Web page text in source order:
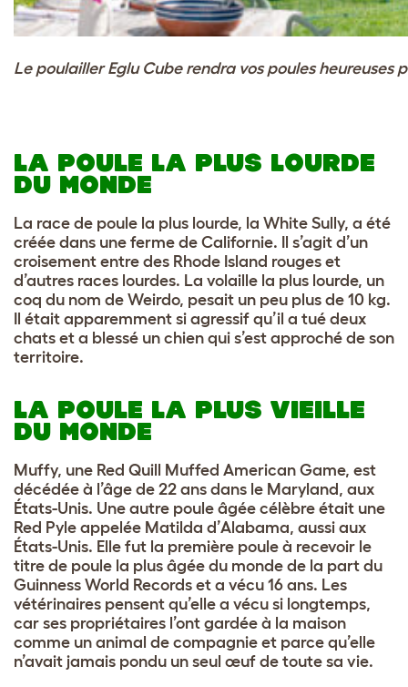
Le poulailler Eglu Cube rendra vos poules heureuses
LA POULE LA PLUS LOURDE
DU MONDE
La race de poule la plus lourde, la White Sully, a été
créée dans une ferme de Californie. Il s’agit d’un
croisement entre des Rhode Island rouges et
d’autres races lourdes. La volaille la plus lourde, un
coq du nom de Weirdo, pesait un peu plus de 10 kg.
Il était apparemment si agressif qu’il a tué deux
chats et a blessé un chien qui s’est approché de son
territoire.
LA POULE LA PLUS VIEILLE
DU MONDE
Muffy, une Red Quill Muffed American Game, est
décédée à l’âge de 22 ans dans le Maryland, aux
États-Unis. Une autre poule âgée célèbre était une
Red Pyle appelée Matilda d’Alabama, aussi aux
États-Unis. Elle fut la première poule à recevoir le
titre de poule la plus âgée du monde de la part du
Guinness World Records et a vécu 16 ans. Les
vétérinaires pensent qu’elle a vécu si longtemps,
car ses propriétaires l’ont gardée à la maison
comme un animal de compagnie et parce qu’elle
n’avait jamais pondu un seul œuf de toute sa vie.